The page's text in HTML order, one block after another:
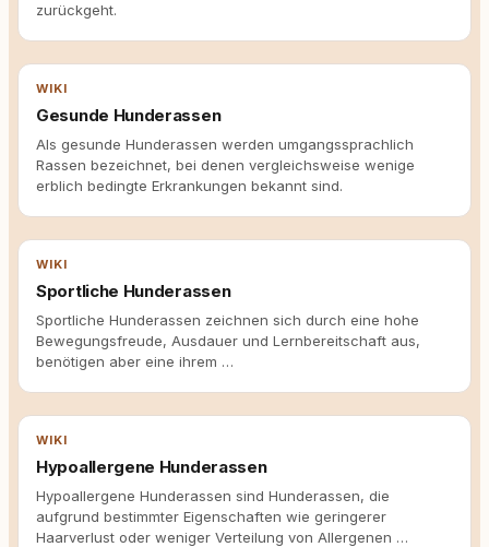
zurückgeht.
WIKI
Gesunde Hunderassen
Als gesunde Hunderassen werden umgangssprachlich
Rassen bezeichnet, bei denen vergleichsweise wenige
erblich bedingte Erkrankungen bekannt sind.
WIKI
Sportliche Hunderassen
Sportliche Hunderassen zeichnen sich durch eine hohe
Bewegungsfreude, Ausdauer und Lernbereitschaft aus,
benötigen aber eine ihrem …
WIKI
Hypoallergene Hunderassen
Hypoallergene Hunderassen sind Hunderassen, die
aufgrund bestimmter Eigenschaften wie geringerer
Haarverlust oder weniger Verteilung von Allergenen …